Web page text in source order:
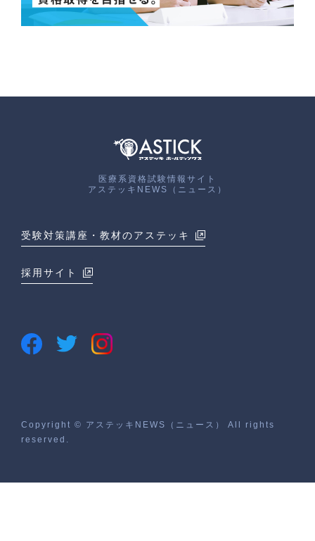
医療系資格試験情報サイト
アステッキNEWS（ニュース）
受験対策講座・教材のアステッキ
採用サイト
Copyright © アステッキNEWS（ニュース） All rights
reserved.